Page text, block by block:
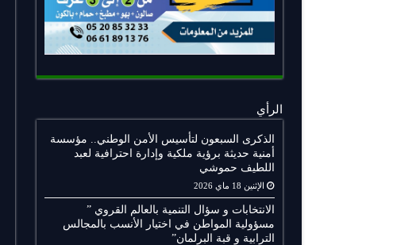
الرأي
الذكرى السبعون لتأسيس الأمن الوطني.. مؤسسة
أمنية حديثة برؤية ملكية وإدارة احترافية لعبد
اللطيف حموشي
الإثنين 18 ماي 2026
الانتخابات و سؤال التنمية بالعالم القروي ”
مسؤولية المواطن في اختيار الأنسب بالمجالس
الترابية و قبة البرلمان”